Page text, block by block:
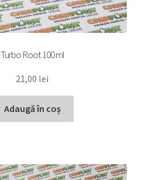
Turbo Root 100 ml
21,00 lei
Adaugă în coș